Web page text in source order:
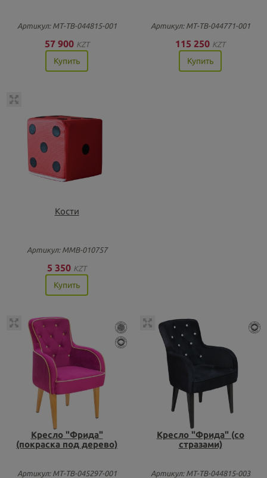
Артикул: МТ-ТВ-044815-001
57 900 KZT
Купить
Артикул: МТ-ТВ-044771-001
115 250 KZT
Купить
Кости
Артикул: ММВ-010757
5 350 KZT
Купить
Кресло "Фрида"
(покраска под дерево)
Артикул: МТ-ТВ-045297-001
Кресло "Фрида" (со
стразами)
Артикул: МТ-ТВ-044815-003